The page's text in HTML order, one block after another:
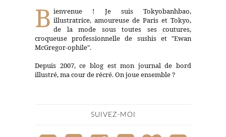
B ienvenue ! Je suis Tokyobanhbao,
illustratrice, amoureuse de Paris et Tokyo,
de la mode sous toutes ses coutures,
croqueuse professionnelle de sushis et "Ewan
McGregor-ophile".
Depuis 2007, ce blog est mon journal de bord
illustré, ma cour de récré. On joue ensemble ?
SUIVEZ-MOI